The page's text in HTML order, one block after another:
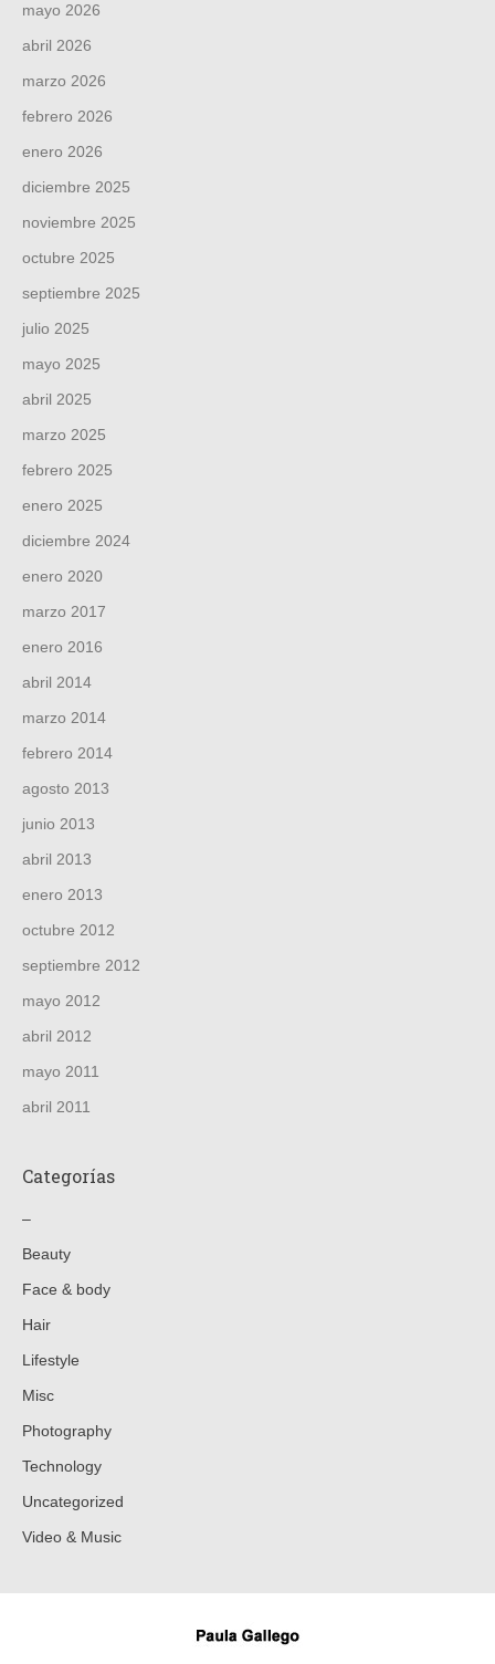
mayo 2026
abril 2026
marzo 2026
febrero 2026
enero 2026
diciembre 2025
noviembre 2025
octubre 2025
septiembre 2025
julio 2025
mayo 2025
abril 2025
marzo 2025
febrero 2025
enero 2025
diciembre 2024
enero 2020
marzo 2017
enero 2016
abril 2014
marzo 2014
febrero 2014
agosto 2013
junio 2013
abril 2013
enero 2013
octubre 2012
septiembre 2012
mayo 2012
abril 2012
mayo 2011
abril 2011
Categorías
–
Beauty
Face & body
Hair
Lifestyle
Misc
Photography
Technology
Uncategorized
Video & Music